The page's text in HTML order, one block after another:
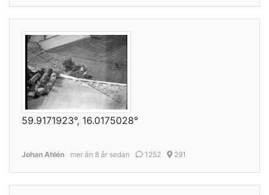
59.9171923°, 16.0175028°
Johan Ahlén mer än 8 år sedan 1252 291